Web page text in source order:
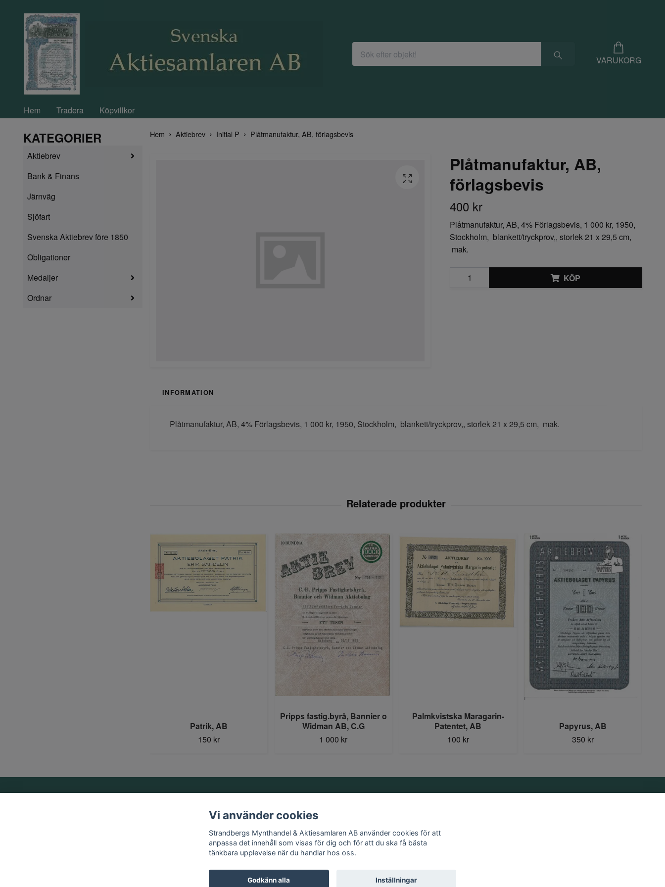
VARUKORG
Hem Tradera Köpvillkor
KATEGORIER
Aktiebrev
Bank & Finans
Järnväg
Sjöfart
Svenska Aktiebrev före 1850
Obligationer
Medaljer
Ordnar
Hem Aktiebrev Initial P Plåtmanufaktur, AB, förlagsbevis
Plåtmanufaktur, AB,
förlagsbevis
400 kr
Plåtmanufaktur, AB, 4% Förlagsbevis, 1 000 kr, 1950,
Stockholm, blankett/tryckprov,, storlek 21 x 29,5 cm,
mak.
KÖP
INFORMATION
Plåtmanufaktur, AB, 4% Förlagsbevis, 1 000 kr, 1950, Stockholm, blankett/tryckprov,, storlek 21 x 29,5 cm, mak.
Patrik, AB
150 kr
Pripps fastig.byrå, Bannier o
Widman AB, C.G
1 000 kr
Palmkvistska Maragarin-
Patentet, AB
100 kr
Papyrus, AB
350 kr
Kontakt
Köpvillkor
Vi använder cookies
Strandbergs Mynthandel & Aktiesamlaren AB använder cookies för att
anpassa det innehåll som visas för dig och för att du ska få bästa
tänkbara upplevelse när du handlar hos oss.
Godkänn alla Inställningar